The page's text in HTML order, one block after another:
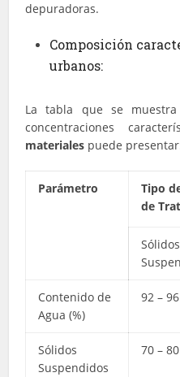
depuradoras.
Composición
urbanos:
La tabla que se
concentraciones
materiales puede
Parámetro
Tipo
de
Sólidos
Contenido de
Agua (%)
92 – 96
Sólidos
Suspendidos
70 – 80